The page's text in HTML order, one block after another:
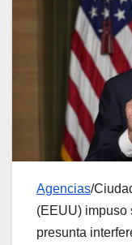
Agencias/
(EEUU) impuso
presunta